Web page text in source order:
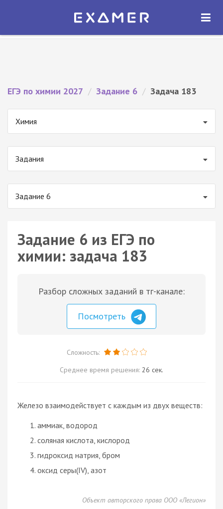
Экзамер — ЕГЭ 2027
ОТКРЫТЬ
ЕГЭ по химии 2027 / Задание 6 / Задача 183
Химия
Задания
Задание 6
Задание 6 из ЕГЭ по
химии: задача 183
Разбор сложных заданий в тг-канале:
Посмотреть
Сложность:
Среднее время решения: 26 сек.
Железо взаимодействует с каждым из двух веществ:
аммиак, водород
соляная кислота, кислород
гидроксид натрия, бром
оксид серы(IV), азот
Объект авторского права ООО «Легион»